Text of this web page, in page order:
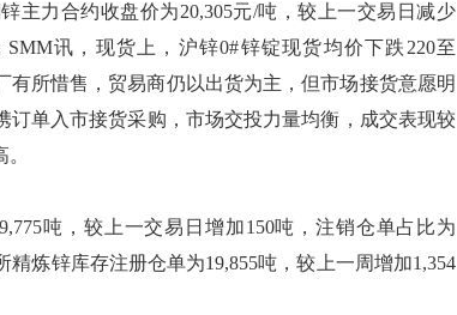
力合约收盘价为20,305元/吨，较上一交易日减少
SMM讯，现货上，沪锌0#锌锭现货均价下跌220至
有所惜售，贸易商仍以出货为主，但市场接货意愿明
订单入市接货采购，市场交投力量均衡，成交表现较
吨，较上一交易日增加150吨，注销仓单占比为
炼锌库存注册仓单为19,855吨，较上一周增加1,354